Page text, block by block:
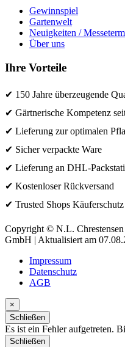
Gewinnspiel
Gartenwelt
Neuigkeiten /
Über uns
Ihre Vorteile
✔ 150 Jahre überzeugende
✔ Gärtnerische Kompetenz
✔ Lieferung zur optimalen
✔ Sicher verpackte Ware
✔ Lieferung an DHL-
✔ Kostenloser Rückversand
✔ Trusted Shops Käuferschutz
Copyright © N.L.
GmbH | Aktualisiert am
Impressum
Datenschutz
AGB
×
Schließen
Es ist ein Fehler aufgetreten.
Schließen